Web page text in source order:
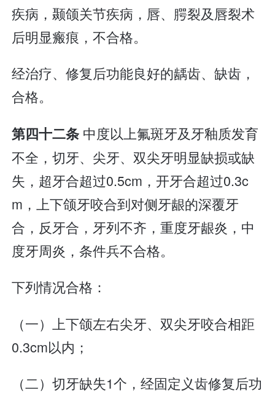
疾病，颞颌关节疾病，唇、腭裂及唇裂术
后明显瘢痕，不合格。
经治疗、修复后功能良好的龋齿、缺齿，
合格。
第四十二条 中度以上氟斑牙及牙釉质发育
不全，切牙、尖牙、双尖牙明显缺损或缺
失，超牙合超过0.5cm，开牙合超过0.3c
m，上下颌牙咬合到对侧牙龈的深覆牙
合，反牙合，牙列不齐，重度牙龈炎，中
度牙周炎，条件兵不合格。
下列情况合格：
（一）上下颌左右尖牙、双尖牙咬合相距
0.3cm以内；
（二）切牙缺失1个，经固定义齿修复后功